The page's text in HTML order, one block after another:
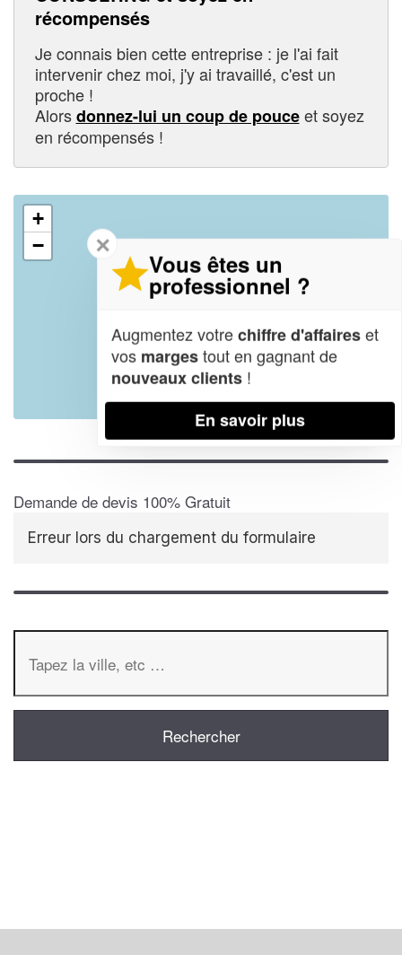
récompensés
Je connais bien cette entreprise : je l'ai fait
intervenir chez moi, j'y ai travaillé, c'est un
proche !
Alorsdonnez-lui un coup de pouceet soyez
en récompensés !
+
−
| Map data © OpenStreetMap contributors,
Demande de devis 100% Gratuit
Erreur lors du chargement du formulaire
✕
Vous êtes un
professionnel ?
Augmentez votrechiffre d'affaireset
vos margestout en gagnant de
nouveaux clients !
En savoir plus